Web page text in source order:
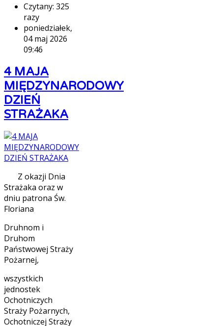
Czytany: 325
razy
poniedziałek,
04 maj 2026
09:46
4 MAJA
MIĘDZYNARODOWY
DZIEŃ
STRAŻAKA
Z okazji Dnia
Strażaka oraz w
dniu patrona Św.
Floriana
Druhnom i
Druhom
Państwowej Straży
Pożarnej,
wszystkich
jednostek
Ochotniczych
Straży Pożarnych,
Ochotniczej Straży